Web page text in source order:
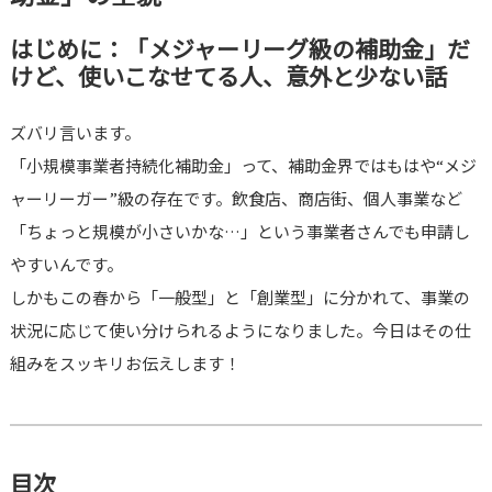
はじめに：「メジャーリーグ級の補助金」だ
けど、使いこなせてる人、意外と少ない話
ズバリ言います。
「小規模事業者持続化補助金」って、補助金界ではもはや“メジ
ャーリーガー”級の存在です。飲食店、商店街、個人事業など
「ちょっと規模が小さいかな…」という事業者さんでも申請し
やすいんです。
しかもこの春から「一般型」と「創業型」に分かれて、事業の
状況に応じて使い分けられるようになりました。今日はその仕
組みをスッキリお伝えします！
目次